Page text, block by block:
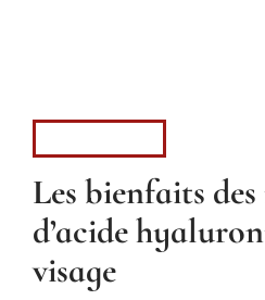
Les bienfaits
d’acide
visage